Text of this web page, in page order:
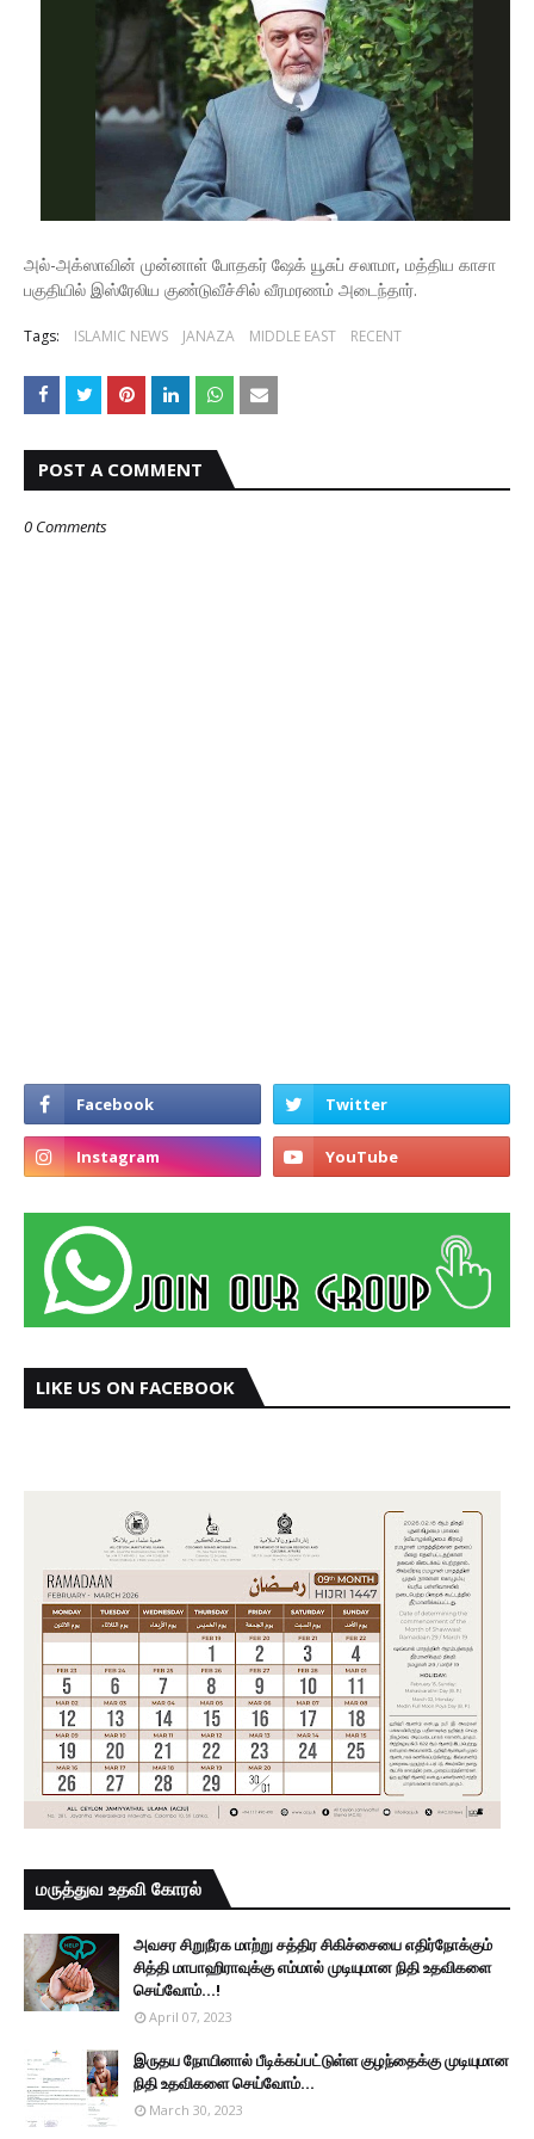
அல்-அக்ஸாவின் முன்னாள் போதகர் ஷேக் யூசுப் சலாமா, மத்திய காசா
பகுதியில் இஸ்ரேலிய குண்டுவீச்சில் வீரமரணம் அடைந்தார்.
Tags: ISLAMIC NEWS JANAZA MIDDLE EAST RECENT
POST A COMMENT
0 Comments
LIKE US ON FACEBOOK
மருத்துவ உதவி கோரல்
அவசர சிறுநீரக மாற்று சத்திர சிகிச்சையை எதிர்நோக்கும்
சித்தி மாபாஹிராவுக்கு எம்மால் முடியுமான நிதி உதவிகளை
செய்வோம்...!
April 07, 2023
இருதய நோயினால் பீடிக்கப்பட்டுள்ள குழந்தைக்கு முடியுமான
நிதி உதவிகளை செய்வோம்...
March 30, 2023